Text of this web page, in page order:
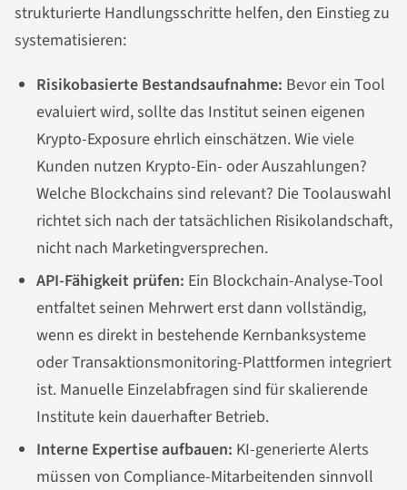
strukturierte Handlungsschritte helfen, den Einstieg zu
systematisieren:
Risikobasierte Bestandsaufnahme: Bevor ein Tool
evaluiert wird, sollte das Institut seinen eigenen
Krypto-Exposure ehrlich einschätzen. Wie viele
Kunden nutzen Krypto-Ein- oder Auszahlungen?
Welche Blockchains sind relevant? Die Toolauswahl
richtet sich nach der tatsächlichen Risikolandschaft,
nicht nach Marketingversprechen.
API-Fähigkeit prüfen: Ein Blockchain-Analyse-Tool
entfaltet seinen Mehrwert erst dann vollständig,
wenn es direkt in bestehende Kernbanksysteme
oder Transaktionsmonitoring-Plattformen integriert
ist. Manuelle Einzelabfragen sind für skalierende
Institute kein dauerhafter Betrieb.
Interne Expertise aufbauen: KI-generierte Alerts
müssen von Compliance-Mitarbeitenden sinnvoll